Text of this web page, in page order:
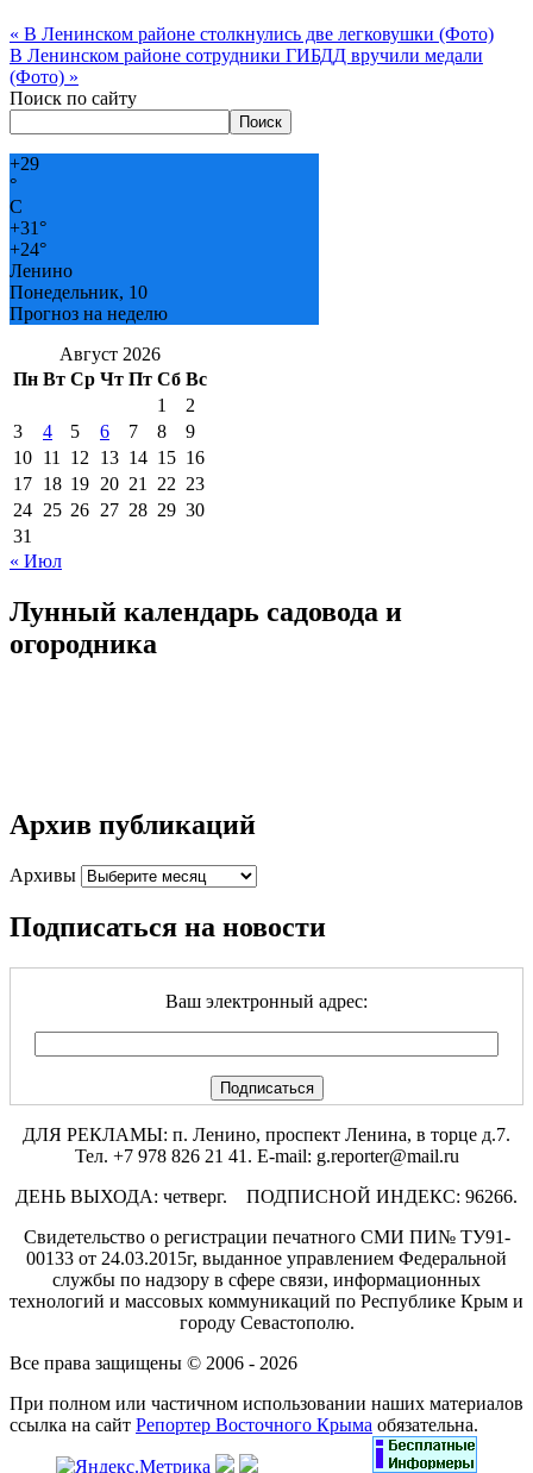
« В Ленинском районе столкнулись две легковушки (Фото)
В Ленинском районе сотрудники ГИБДД вручили медали
(Фото) »
Поиск по сайту
Поиск
+29
°
C
+31°
+24°
Ленино
Понедельник, 10
Прогноз на неделю
Август 2026
Пн Вт Ср Чт Пт Сб Вс
1
2
3
4 5 6 7 8
9
10 11 12 13 14 15 16
17 18 19 20 21 22 23
24 25 26 27 28 29 30
31
« Июл
Лунный календарь садовода и
огородника
Архив публикаций
Архивы
Подписаться на новости
Ваш электронный адрес:
ДЛЯ РЕКЛАМЫ: п. Ленино, проспект Ленина, в торце д.7.
Тел. +7 978 826 21 41. E-mail: g.reporter@mail.ru
ДЕНЬ ВЫХОДА: четверг. ПОДПИСНОЙ ИНДЕКС: 96266.
Свидетельство о регистрации печатного СМИ ПИ№ ТУ91-
00133 от 24.03.2015г, выданное управлением Федеральной
службы по надзору в сфере связи, информационных
технологий и массовых коммуникаций по Республике Крым и
городу Севастополю.
Все права защищены © 2006 - 2026
При полном или частичном использовании наших материалов
ссылка на сайт Репортер Восточного Крыма обязательна.